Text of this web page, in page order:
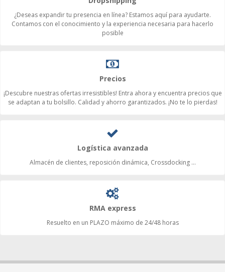
¿Deseas expandir tu presencia en línea? Estamos aquí para ayudarte.
Contamos con el conocimiento y la experiencia necesaria para hacerlo
posible
Precios
¡Descubre nuestras ofertas irresistibles! Entra ahora y encuentra precios que
se adaptan a tu bolsillo. Calidad y ahorro garantizados. ¡No te lo pierdas!
Logística avanzada
Almacén de clientes, reposición dinámica, Crossdocking ...
RMA express
Resuelto en un PLAZO máximo de 24/48 horas